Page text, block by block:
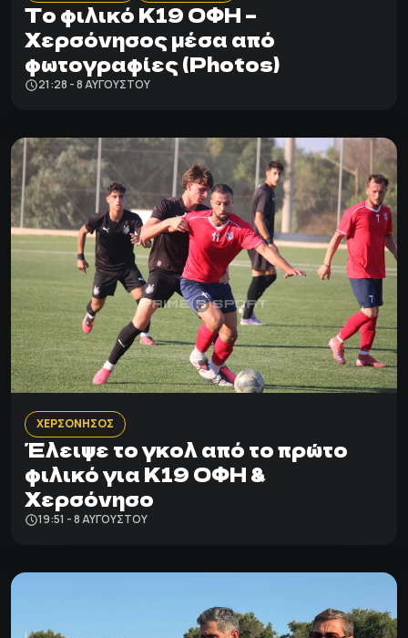
Το φιλικό Κ19 ΟΦΗ –
Χερσόνησος μέσα από
φωτογραφίες (Photos)
21:28 - 8 ΑΥΓΟΎΣΤΟΥ
ΧΕΡΣΟΝΗΣΟΣ
Έλειψε το γκολ από το πρώτο
φιλικό για Κ19 ΟΦΗ &
Χερσόνησο
19:51 - 8 ΑΥΓΟΎΣΤΟΥ